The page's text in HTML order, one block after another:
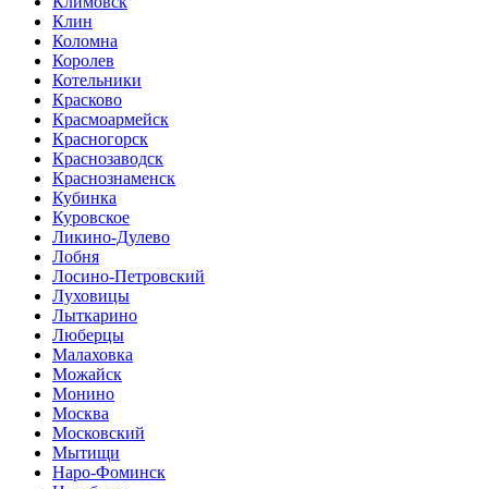
Клин
Коломна
Королев
Котельники
Красково
Красмоармейск
Красногорск
Краснозаводск
Краснознаменск
Кубинка
Куровское
Ликино-Дулево
Лобня
Лосино-Петровский
Луховицы
Лыткарино
Люберцы
Малаховка
Можайск
Монино
Москва
Московский
Мытищи
Наро-Фоминск